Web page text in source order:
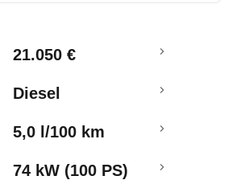
21.050 €
Diesel
5,0 l/100 km
74 kW (100 PS)